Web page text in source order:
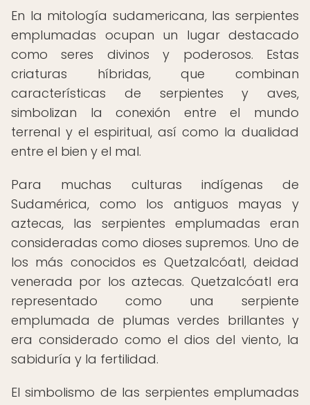
En la mitología sudamericana, las serpientes
emplumadas ocupan un lugar destacado
como seres divinos y poderosos. Estas
criaturas híbridas, que combinan
características de serpientes y aves,
simbolizan la conexión entre el mundo
terrenal y el espiritual, así como la dualidad
entre el bien y el mal.
Para muchas culturas indígenas de
Sudamérica, como los antiguos mayas y
aztecas, las serpientes emplumadas eran
consideradas como dioses supremos. Uno de
los más conocidos es Quetzalcóatl, deidad
venerada por los aztecas. Quetzalcóatl era
representado como una serpiente
emplumada de plumas verdes brillantes y
era considerado como el dios del viento, la
sabiduría y la fertilidad.
El simbolismo de las serpientes emplumadas